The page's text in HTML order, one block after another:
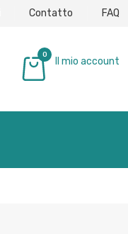
Contatto FAQ
0
Il mio account